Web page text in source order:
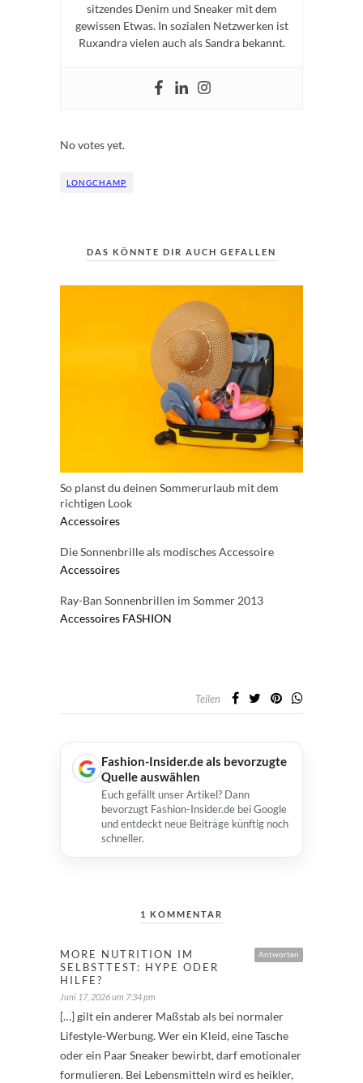
sitzendes Denim und Sneaker mit dem
gewissen Etwas. In sozialen Netzwerken ist
Ruxandra vielen auch als Sandra bekannt.
No votes yet.
LONGCHAMP
DAS KÖNNTE DIR AUCH GEFALLEN
So planst du deinen Sommerurlaub mit dem
richtigen Look
Accessoires
Die Sonnenbrille als modisches Accessoire
Accessoires
Ray-Ban Sonnenbrillen im Sommer 2013
Accessoires FASHION
Teilen
Fashion-Insider.de als bevorzugte
Quelle auswählen
Euch gefällt unser Artikel? Dann
bevorzugt Fashion-Insider.de bei Google
und entdeckt neue Beiträge künftig noch
schneller.
1 KOMMENTAR
Antworten
MORE NUTRITION IM
SELBSTTEST: HYPE ODER
HILFE?
Juni 17, 2026 um 7:34 pm
[…] gilt ein anderer Maßstab als bei normaler
Lifestyle-Werbung. Wer ein Kleid, eine Tasche
oder ein Paar Sneaker bewirbt, darf emotionaler
formulieren. Bei Lebensmitteln wird es heikler,